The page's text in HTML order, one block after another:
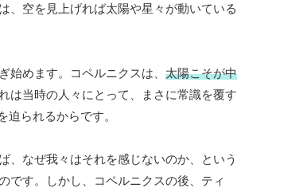
、空を見上げれば太陽や星々が動いている
めます。コペルニクスは、 太陽こそが中
は当時の人々にとって、まさに常識を覆す
られるからです。
、なぜ我々はそれを感じないのか、という
です。しかし、コペルニクスの後、ティ